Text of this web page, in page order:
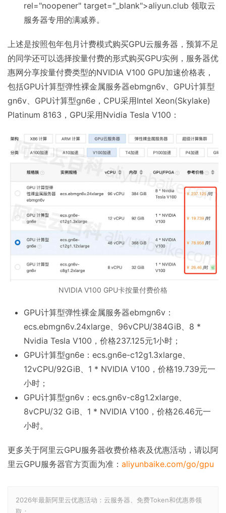
rel="noopener" target="_blank">aliyun.club 领取云
服务器专用的满减券。
上述是按照包年包月计费模式购买GPU云服务器，预算不足
的同学还可以选择按量付费的形式购买GPU实例，服务器优
惠网分享按量付费类型的NVIDIA V100 GPU加速价格表，
包括GPU计算型弹性裸金属服务器ebmgn6v、GPU计算型
gn6v、GPU计算型gn6e，CPU采用Intel Xeon(Skylake)
Platinum 8163，GPU采用Nvidia Tesla V100：
NVIDIA V100 GPU卡按量付费价格
GPU计算型弹性裸金属服务器ebmgn6v：
ecs.ebmgn6v.24xlarge、96vCPU/384GiB、8 *
Nvidia Tesla V100，价格237.125元1小时；
GPU计算型gn6e：ecs.gn6e-c12g1.3xlarge、
12vCPU/92GiB、1 * NVIDIA V100，价格19.739元一
小时；
GPU计算型gn6v：ecs.gn6v-c8g1.2xlarge、
8vCPU/32 GiB、1 * NVIDIA V100，价格26.46元一
小时。
更多关于阿里云GPU服务器收费价格表及优惠活动，请以阿
里云GPU服务器官方页面为准： aliyunbaike.com/go/gpu
2026年最新阿里云优惠活动：云服务器、免费Token和优惠券领